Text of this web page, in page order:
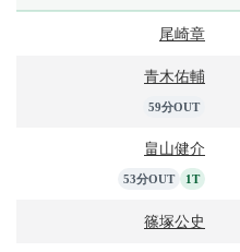
尾崎章
青木佑輔
59分OUT
畠山健介
53分OUT 1T
篠塚公史